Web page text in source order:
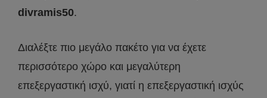
divramis50.
Διαλέξτε πιο μεγάλο πακέτο για να έχετε
περισσότερο χώρο και μεγαλύτερη
επεξεργαστική ισχύ, γιατί η επεξεργαστική ισχύς